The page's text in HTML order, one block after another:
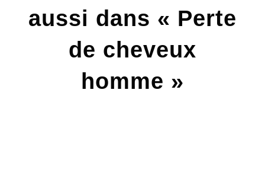
aussi dans « Perte
de cheveux
homme »